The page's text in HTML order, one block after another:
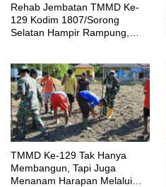
Rehab Jembatan TMMD Ke-
129 Kodim 1807/Sorong
Selatan Hampir Rampung,
Sesor
TMMD Ke-129 Tak Hanya
Membangun, Tapi Juga
Menanam Harapan Melalui